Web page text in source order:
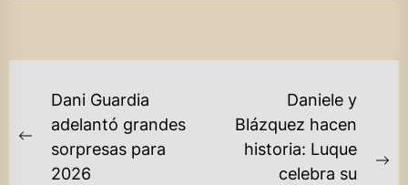
NAVEGACIÓN
DE
ENTRADAS
Previous
post:
Dani Guardia
adelantó grandes
sorpresas para
2026
Daniele y
Blázquez hacen
historia: Luque
celebra su